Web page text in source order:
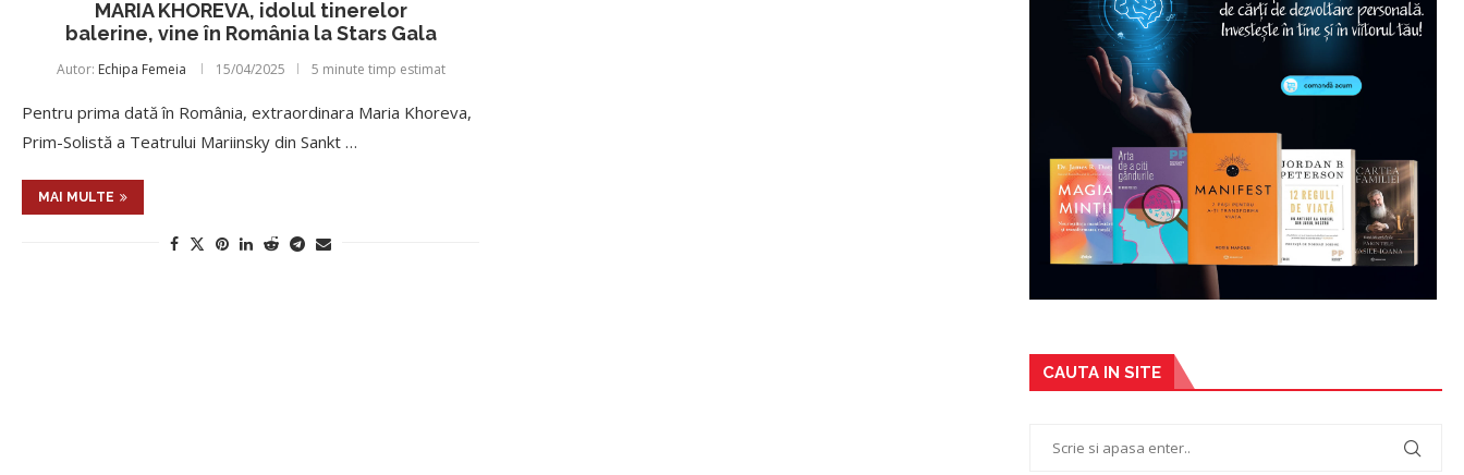
MARIA KHOREVA, idolul tinerelor
balerine, vine în România la Stars Gala
Autor: Echipa Femeia 15/04/2025 5 minute timp estimat
Pentru prima dată în România, extraordinara Maria Khoreva,
Prim-Solistă a Teatrului Mariinsky din Sankt …
MAI MULTE
CAUTA IN SITE